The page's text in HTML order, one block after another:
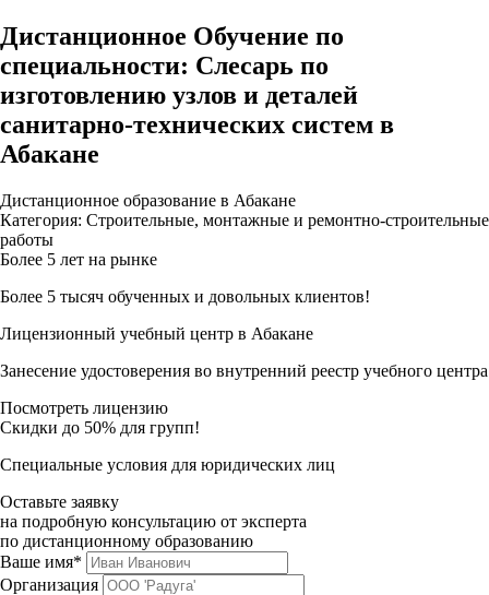
Дистанционное Обучение по
специальности: Слесарь по
изготовлению узлов и деталей
санитарно-технических систем в
Абакане
Дистанционное образование в Абакане
Категория: Строительные, монтажные и ремонтно-строительные
работы
Более 5 лет на рынке
Более 5 тысяч обученных и довольных клиентов!
Лицензионный учебный центр в Абакане
Занесение удостоверения во внутренний реестр учебного центра
Посмотреть лицензию
Скидки до 50% для групп!
Специальные условия для юридических лиц
Оставьте заявку
на подробную консультацию от эксперта
по дистанционному образованию
Ваше имя*
Организация